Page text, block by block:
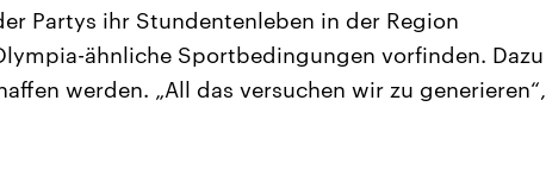
Partys ihr Stundentenleben in der Region
ähnliche Sportbedingungen vorfinden. Dazu
werden. „All das versuchen wir zu generieren“,